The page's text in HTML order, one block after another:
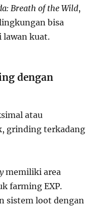
Breath of the Wild,
bisa
lawan kuat.
dengan
atau
grinding terkadang
memiliki area
farming EXP.
sistem loot dengan